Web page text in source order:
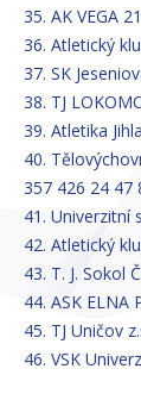
35. AK VEGA
36. Atletický
37. SK
38. TJ
39. Atletika
40.
357 426 24 47
41. Univerzitní
42. Atletický
43. T. J. Sokol
44. ASK ELNA
45. TJ Uničov
46. VSK